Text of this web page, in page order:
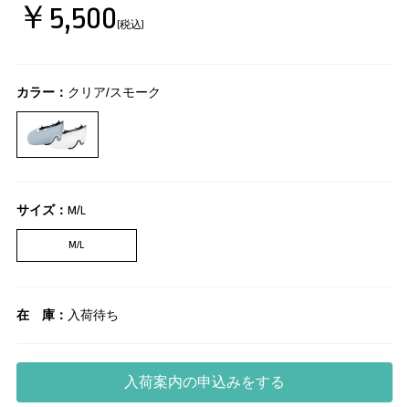
￥5,500(税込)
カラー： クリア/スモーク
サイズ： M/L
M/L
在 庫： 入荷待ち